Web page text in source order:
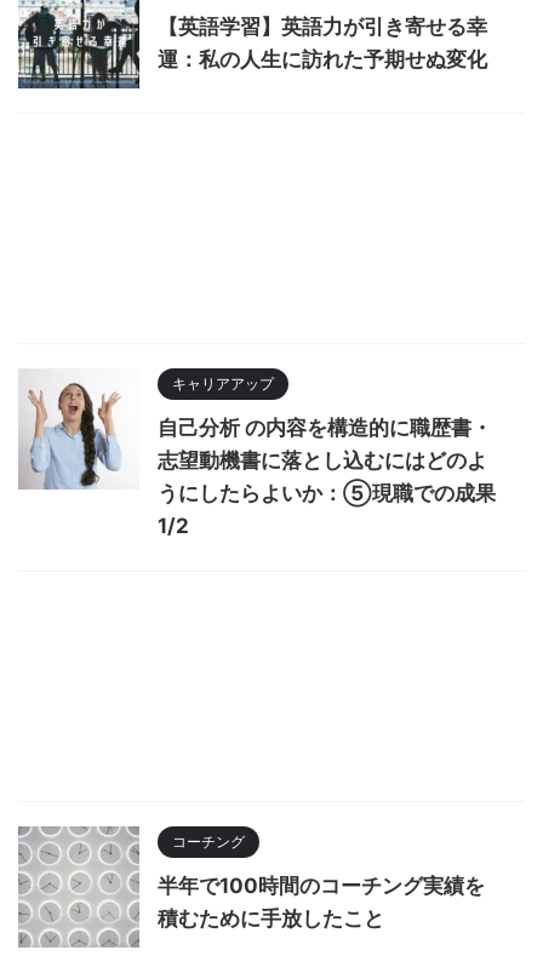
【英語学習】英語力が引き寄せる幸
運：私の人生に訪れた予期せぬ変化
キャリアアップ
自己分析 の内容を構造的に職歴書・
志望動機書に落とし込むにはどのよ
うにしたらよいか：⑤現職での成果
1/2
コーチング
半年で100時間のコーチング実績を
積むために手放したこと